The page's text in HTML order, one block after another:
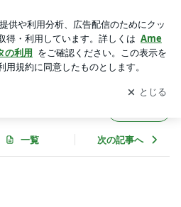
ブログの更新通知
を受け取りまし
開く
一覧 次の記事へ